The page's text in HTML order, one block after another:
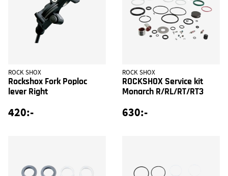
ROCK SHOX
Rockshox Fork Poploc
lever Right
420:-
ROCK SHOX
ROCKSHOX Service kit
Monarch R/RL/RT/RT3
630:-